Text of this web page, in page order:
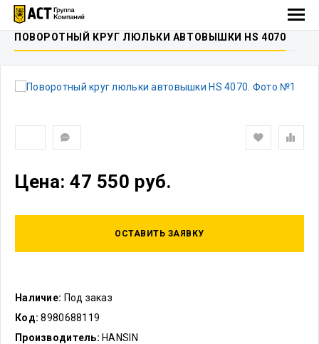
ПОВОРОТНЫЙ КРУГ ЛЮЛЬКИ АВТОВЫШКИ HS 4070
Наличие: Под заказ
Код: 8980688119
Производитель: HANSIN
Цена: 47 550 руб.
ОСТАВИТЬ ЗАЯВКУ